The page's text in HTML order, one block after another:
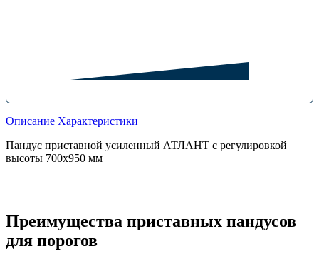
Описание Характеристики
Пандус приставной усиленный АТЛАНТ с регулировкой
высоты 700х950 мм
Преимущества приставных пандусов
для порогов